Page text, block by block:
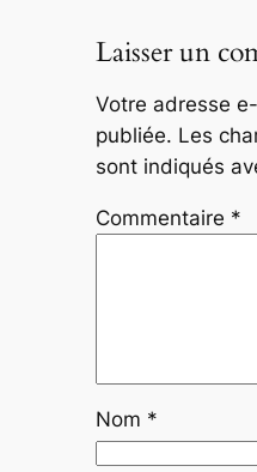
Laisser un
Votre adresse
publiée. Les
sont indiqués
Commentaire *
Nom *